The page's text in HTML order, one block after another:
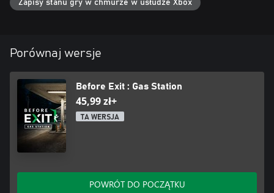
w uroczym miejscu pracy!
Zapisy stanu gry w chmurze w usłudze Xbox
Porównaj wersje
Before Exit : Gas Station
45,99 zł+
TA WERSJA
POWRÓT DO POCZĄTKU